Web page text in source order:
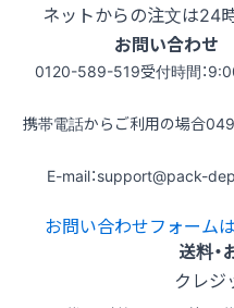
ネットからの注文は24
お問い合わせ
0120-589-519受付時間：
携帯電話からご利用の場合
E-mail：support@pack-
お問い合わせフォーム
送料・
クレジ